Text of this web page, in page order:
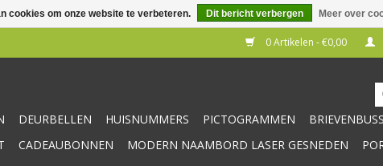
0 Artikelen - €0,00
DEURBELLEN HUISNUMMERS PICTOGRAMMEN
CADEAUBONNEN MODERN NAAMBORD LASER GESNEDEN
cookies om onze website te verbeteren. Dit bericht verbergen Meer over